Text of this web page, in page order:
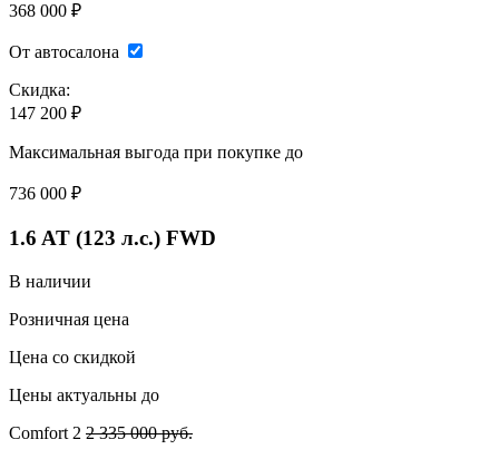
368 000 ₽
От автосалона
Скидка:
147 200 ₽
Максимальная выгода при покупке до
736 000 ₽
1.6 AT (123 л.с.) FWD
В наличии
Розничная цена
Цена со скидкой
Цены актуальны до
Comfort 2 2 335 000 руб.